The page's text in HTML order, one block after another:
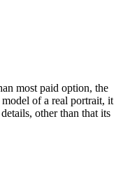
most paid option, the
of a real portrait, it
other than that its